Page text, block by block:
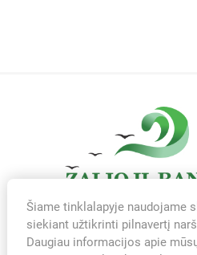
Šiame tinklalapyje naudojame
siekiant užtikrinti pilnavertį
Daugiau informacijos apie